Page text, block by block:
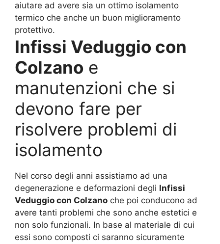
aiutare ad avere sia un ottimo isolamento
termico che anche un buon miglioramento
protettivo.
Infissi Veduggio con
Colzano e
manutenzioni che si
devono fare per
risolvere problemi di
isolamento
Nel corso degli anni assistiamo ad una
degenerazione e deformazioni degli Infissi
Veduggio con Colzano che poi conducono ad
avere tanti problemi che sono anche estetici e
non solo funzionali. In base al materiale di cui
essi sono composti ci saranno sicuramente